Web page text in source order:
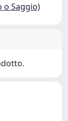
o Saggio)